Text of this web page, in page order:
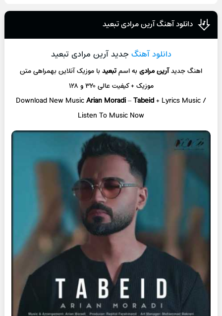
دانلود آهنگ آرین مرادی تبعید
دانلود آهنگ جدید آرین مرادی تبعید
اهنگ جدیدآرین مرادیبه اسمتبعیدبا موزیک آنلاینبهمراهی متن
موزیک + کیفیت عالی ۳۲۰ و ۱۲۸
Download New MusicArian Moradi–Tabeid+ Lyrics Music /
Listen To Music Now